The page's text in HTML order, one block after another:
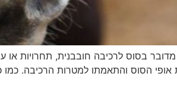
בסוס לרכיבה חובבנית, תחרויות או
אופי הסוס והתאמתו למטרות הרכיבה.